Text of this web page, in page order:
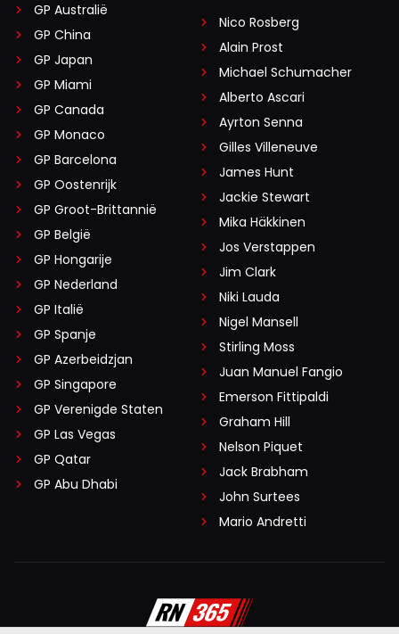
GP Australië
GP China
GP Japan
GP Miami
GP Canada
GP Monaco
GP Barcelona
GP Oostenrijk
GP Groot-Brittannië
GP België
GP Hongarije
GP Nederland
GP Italië
GP Spanje
GP Azerbeidzjan
GP Singapore
GP Verenigde Staten
GP Las Vegas
GP Qatar
GP Abu Dhabi
Nico Rosberg
Alain Prost
Michael Schumacher
Alberto Ascari
Ayrton Senna
Gilles Villeneuve
James Hunt
Jackie Stewart
Mika Häkkinen
Jos Verstappen
Jim Clark
Niki Lauda
Nigel Mansell
Stirling Moss
Juan Manuel Fangio
Emerson Fittipaldi
Graham Hill
Nelson Piquet
Jack Brabham
John Surtees
Mario Andretti